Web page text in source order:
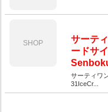
SHOP
サーテ
ードサ
サーティワ
31IceCr...